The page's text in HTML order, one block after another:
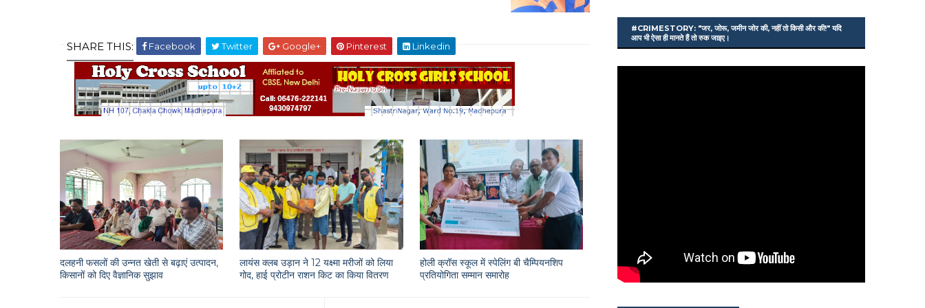
SHARE THIS: Facebook Twitter Google+ Pinterest Linkedin
दलहनी फसलों की उन्नत खेती से बढ़ाएं उत्पादन,
किसानों को दिए वैज्ञानिक सुझाव
लायंस क्लब उड़ान ने 12 यक्ष्मा मरीजों को लिया
गोद, हाई प्रोटीन राशन किट का किया वितरण
होली क्रॉस स्कूल में स्पेलिंग बी चैम्पियनशिप
प्रतियोगिता सम्मान समारोह
#CRIMESTORY: "जर, जोरू, जमीन जोर की, नहीं तो किसी और की!" यदि
आप भी ऐसा ही मानते हैं तो रुक जाइए।